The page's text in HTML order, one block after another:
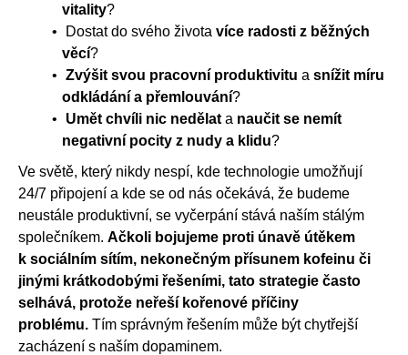
vitality?
Dostat do svého života více radosti z běžných
věcí?
Zvýšit svou pracovní produktivitu a snížit míru
odkládání a přemlouvání?
Umět chvíli nic nedělata naučit se nemít
negativní pocity z nudy a klidu?
Ve světě, který nikdy nespí, kde technologie umožňují
24/7 připojení a kde se od nás očekává, že budeme
neustále produktivní, se vyčerpání stává naším stálým
společníkem. Ačkoli bojujeme proti únavě útěkem
k sociálním sítím, nekonečným přísunem kofeinu či
jinými krátkodobými řešeními, tato strategie často
selhává, protože neřeší kořenové příčiny
problému. Tím správným řešením může být chytřejší
zacházení s naším dopaminem.